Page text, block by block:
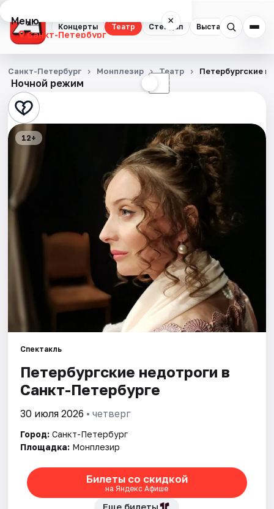
Концерты Театр Стендап Выставки
Меню ×
Санкт-Петербург
Концерты
Театр
Стендап
Квесты
Экскурсии
Города
Площадки
Рейтинги
Ночной режим ☾
Санкт-Петербург Монплезир Театр Петербургские
12+
Спектакль
Петербургские недотроги в
Санкт-Петербурге
30 июля 2026 • четверг
Город: Санкт-Петербург
Площадка: Монплезир
Билеты со скидкой
на Яндекс Афише